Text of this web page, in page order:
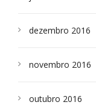
dezembro 2016
novembro 2016
outubro 2016